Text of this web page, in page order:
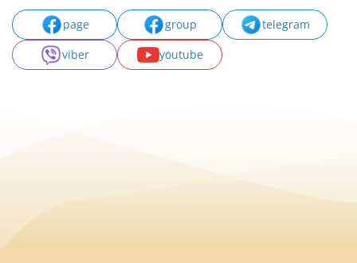
page group
telegram
viber
youtube